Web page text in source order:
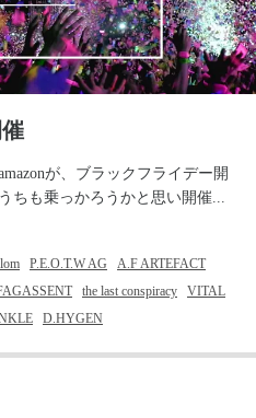
が、ブラックフライデー開
P.E.O.T.W AG
A.F ARTEFACT
the last conspiracy
VITAL
D.HYGEN